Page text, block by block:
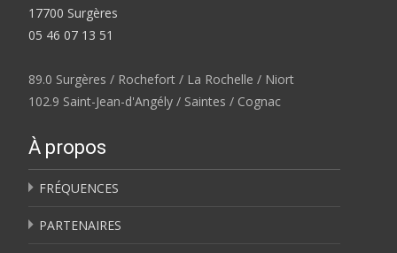
17700 Surgères
05 46 07 13 51
89.0 Surgères / Rochefort / La Rochelle / Niort
102.9 Saint-Jean-d'Angély / Saintes / Cognac
À propos
FRÉQUENCES
PARTENAIRES